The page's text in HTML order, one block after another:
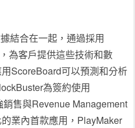
結合在一起，通過採用
為客戶提供這些技術和數
ScoreBoard可以預測和分析
為簽約使用
售與Revenue Management
業內首款應用，PlayMaker